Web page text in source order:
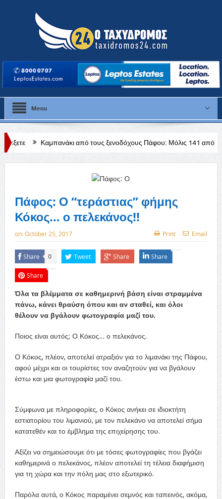
Menu
από τους ξενοδόχους Πάφου: Μόλις 141 από τα 728 ξενοδοχεία
Πάφος: Ο “τεράστιας” φήμης
Κόκος… ο πελεκάνος!!
on:October 25, 2017 Print Email
Share 0 Tweet Share Share
Share
Όλα τα βλέμματα σε καθημερινή βάση είναι στραμμένα
πάνω, κάνει θραύση όπου και αν σταθεί, και όλοι
θέλουν να βγάλουν φωτογραφία μαζί του.
Ποιος είναι αυτός; Ο Κόκος… ο πελεκάνος.
Ο Κόκος, πλέον, αποτελεί ατραξιόν για το λιμανάκι της Πάφου,
αφού μέχρι και οι τουρίστες τον αναζητούν για να βγάλουν
έστω και μια φωτογραφία μαζί του.
Σύμφωνα με πληροφορίες, ο Κόκος ανήκει σε ιδιοκτήτη
εστιατορίου του λιμανιού, με τον πελεκάνο να αποτελεί σήμα
κατατεθέν και το έμβλημα της επιχείρησης του.
Αξίζει να σημειώσουμε ότι με τόσες φωτογραφίες που βγάζει
καθημερινά ο πελεκάνος, πλέον αποτελεί τη τέλεια διαφήμιση
για τη χώρα και την πόλη μας στο εξωτερικό.
Παρόλα αυτά, ο Κόκος παραμένει σεμνός και ταπεινός, ακόμα,